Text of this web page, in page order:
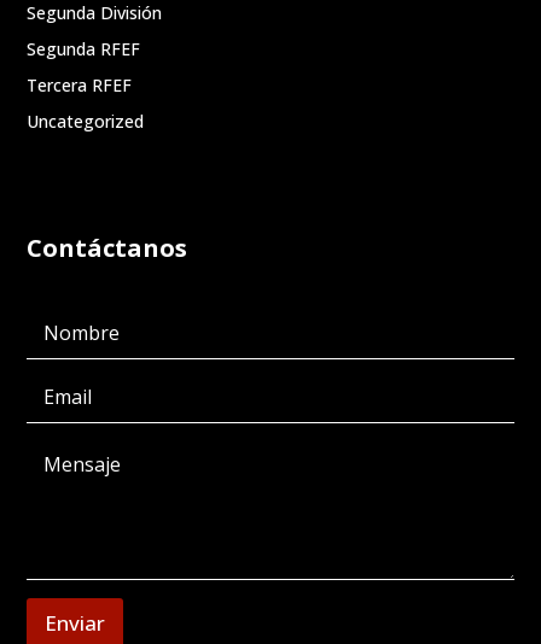
Segunda División
Segunda RFEF
Tercera RFEF
Uncategorized
Contáctanos
Enviar